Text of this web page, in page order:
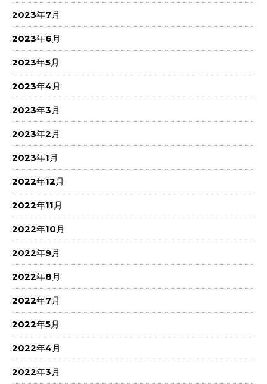
2023年7月
2023年6月
2023年5月
2023年4月
2023年3月
2023年2月
2023年1月
2022年12月
2022年11月
2022年10月
2022年9月
2022年8月
2022年7月
2022年5月
2022年4月
2022年3月